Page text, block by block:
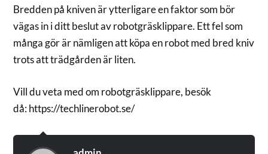
Bredden på kniven är ytterligare en faktor som bör
vägas in i ditt beslut av robotgräsklippare. Ett fel som
många gör är nämligen att köpa en robot med bred kniv
trots att trädgården är liten.
Vill du veta med om robotgräsklippare, besök
då: https://techlinerobot.se/